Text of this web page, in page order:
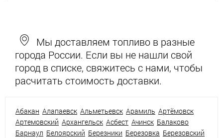
Мы доставляем топливо в разные
города России. Если вы не нашли свой
город в списке, свяжитесь с нами, чтобы
расчитать стоимость доставки.
Абакан Алапаевск Альметьевск Арамиль Артёмовск
Артемовский Архангельск Асбест Ачинск Балаково
Барнаул Белоярский Березники Березовка Березовский